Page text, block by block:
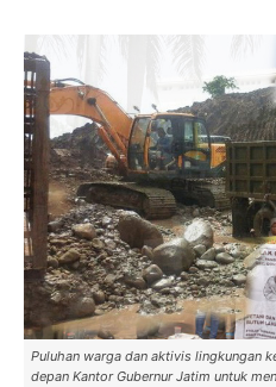
Puluhan warga dan aktivis lingkungan
depan Kantor Gubernur Jatim untuk